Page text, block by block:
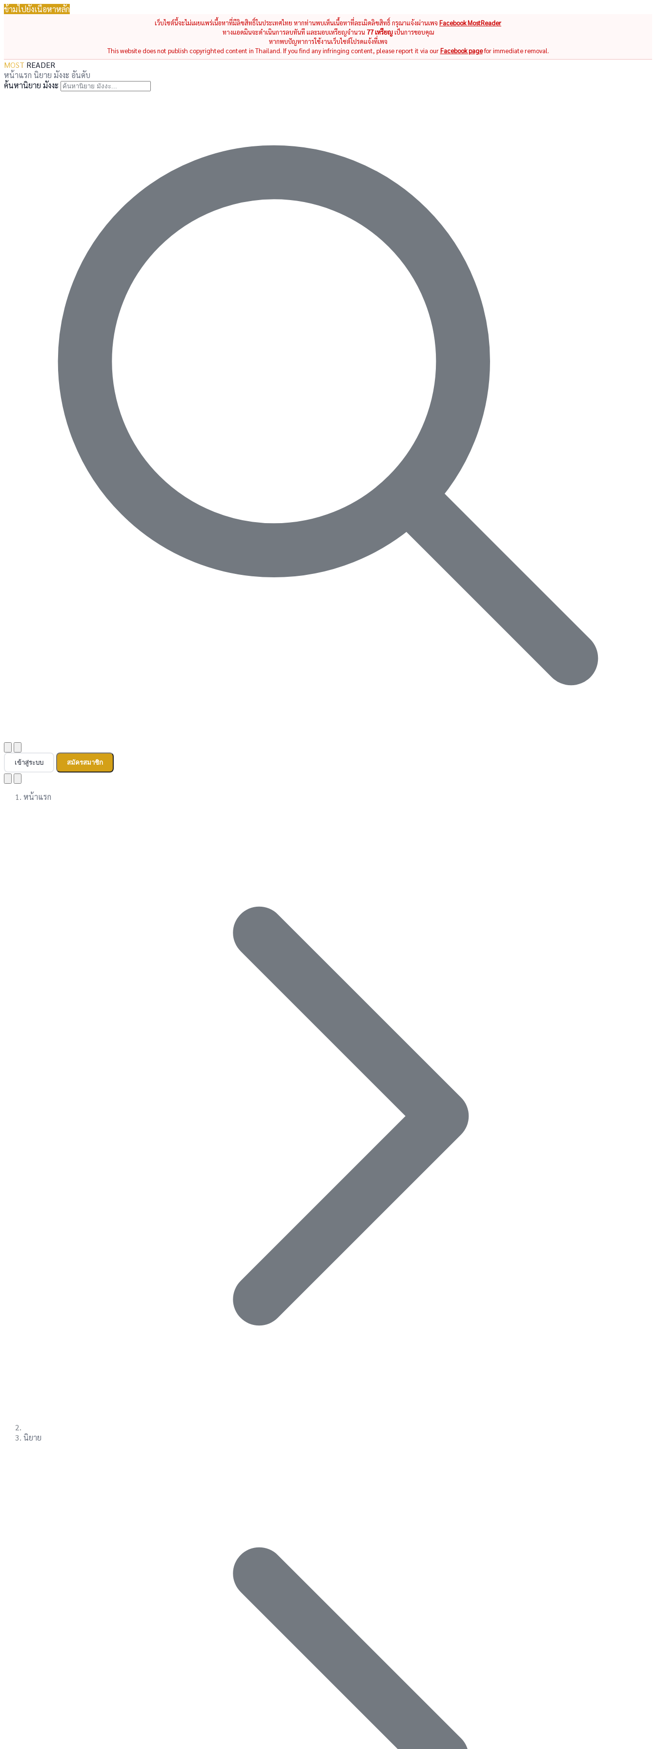
ข้ามไปยังเนื้อหาหลัก
เว็บไซต์นี้จะไม่เผยแพร่เนื้อหาที่มีลิขสิทธิ์ในประเทศไทย หากท่านพบเห็นเนื้อหาที่ละเมิดลิขสิทธิ์ กรุณาแจ้งผ่านเพจ Facebook MostReader
ทางแอดมินจะดำเนินการลบทันที และมอบเหรียญจำนวน 77 เหรียญเป็นการขอบคุณ
หากพบปัญหาการใช้งานเว็บไซต์โปรดแจ้งที่เพจ
This website does not publish copyrighted content in Thailand. If you find any infringing content, please report it via ourFacebook pagefor immediate removal.
MOST READER
หน้าแรก นิยาย มังงะ อันดับ
ค้นหานิยาย มังงะ
เข้าสู่ระบบ สมัครสมาชิก
หน้าแรก
นิยาย